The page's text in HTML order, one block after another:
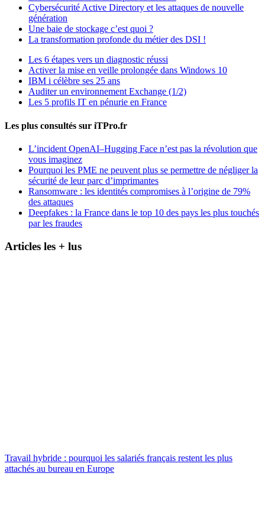
Cybersécurité Active Directory et les attaques de nouvelle
génération
Une baie de stockage c’est quoi ?
La transformation profonde du métier des DSI !
Les 6 étapes vers un diagnostic réussi
Activer la mise en veille prolongée dans Windows 10
IBM i célèbre ses 25 ans
Auditer un environnement Exchange (1/2)
Les 5 profils IT en pénurie en France
Les plus consultés sur iTPro.fr
L’incident OpenAI–Hugging Face n’est pas la révolution que
vous imaginez
Pourquoi les PME ne peuvent plus se permettre de négliger la
sécurité de leur parc d’imprimantes
Ransomware : les identités compromises à l’origine de 79%
des attaques
Deepfakes : la France dans le top 10 des pays les plus touchés
par les fraudes
Articles les + lus
Travail hybride : pourquoi les salariés français restent les plus
attachés au bureau en Europe